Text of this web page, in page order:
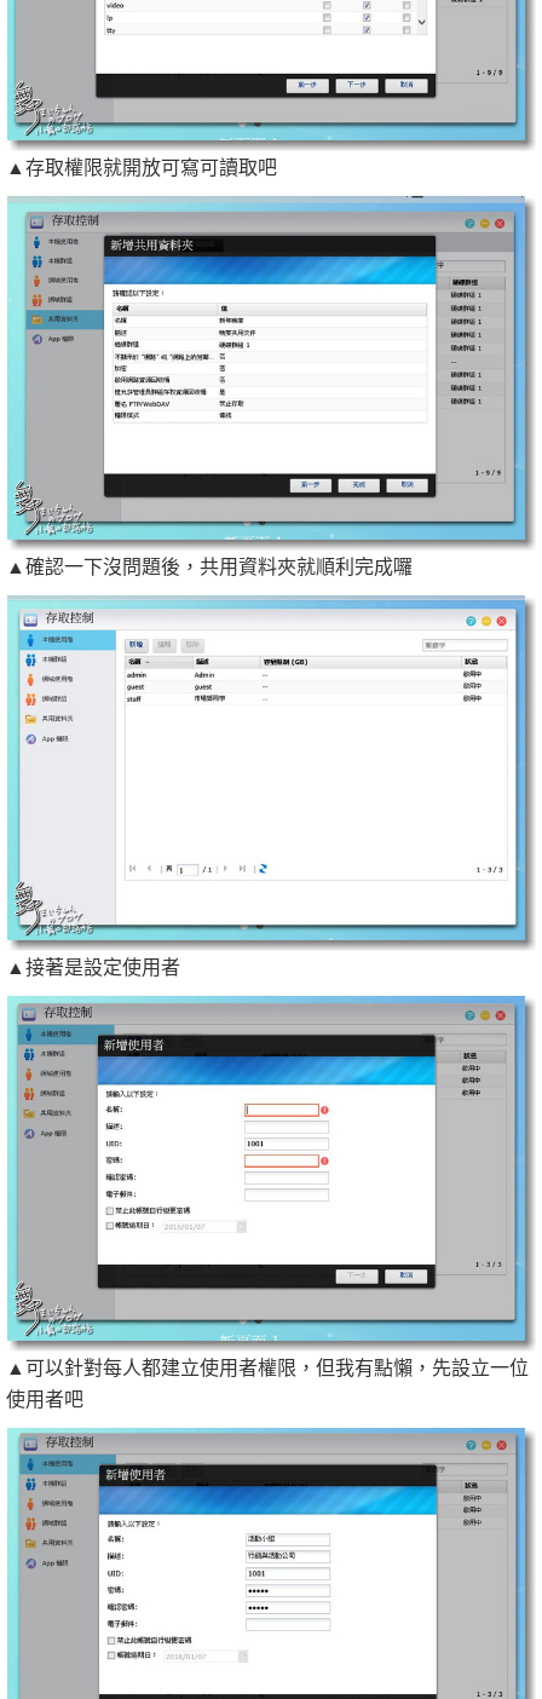
▲存取權限就開放可寫可讀取吧
▲確認一下沒問題後，共用資料夾就順利完成囉
▲接著是設定使用者
▲可以針對每人都建立使用者權限，但我有點懶，先設立一位
使用者吧